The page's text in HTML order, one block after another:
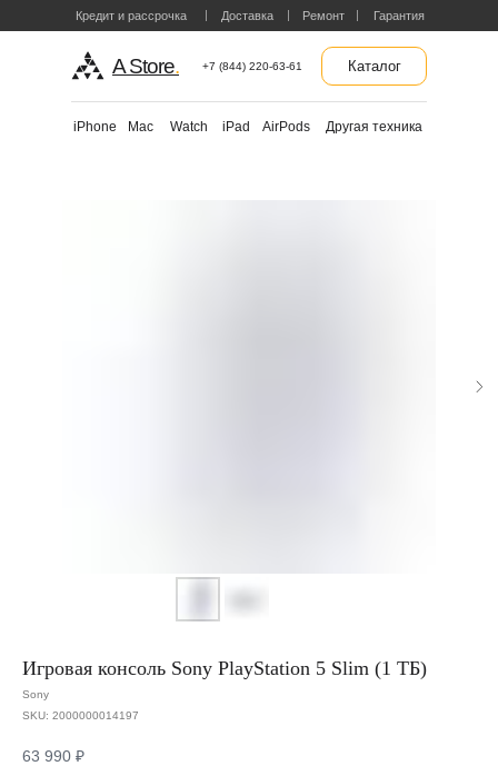
A Store. +7 (844) 220-63-61 Каталог
Гарантия
Ремонт
Доставка
Кредит и рассрочка
Другая техника
iPhone Watch iPad
Mac AirPods
Игровая консоль Sony PlayStation 5 Slim (1 ТБ)
Sony
SKU: 2000000014197
63 990 ₽